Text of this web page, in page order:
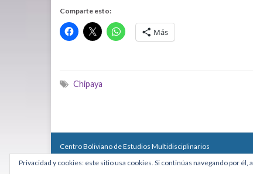
Comparte esto:
Más
Chipaya
Centro Boliviano de Estudios Multidisciplinarios
Calle Macario Pinilla # 2588 esq. Av. Arce, Edificio Arcadia,
Teléfono: +591 2431818 - Celular: +591 73027636
Privacidad y cookies: este sitio usa cookies. Si continúas navegando por él,